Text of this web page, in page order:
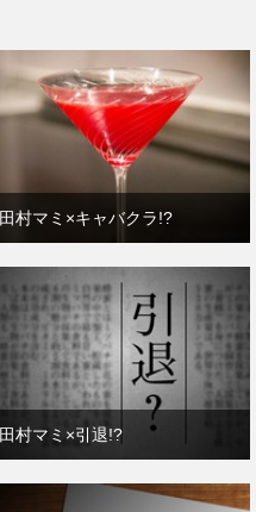
田村マミ×キャバクラ!?
田村マミ×引退!?